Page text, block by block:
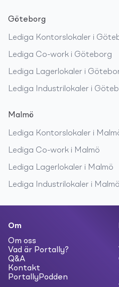
Göteborg
Lediga Kontorslokaler i
Lediga Co-work i Göteborg
Lediga Lagerlokaler i
Lediga Industrilokaler i
Malmö
Lediga Kontorslokaler i
Lediga Co-work i Malmö
Lediga Lagerlokaler i Malmö
Lediga Industrilokaler i Malmö
Om
Om oss
Vad är Portally?
Q&A
Kontakt
PortallyPodden